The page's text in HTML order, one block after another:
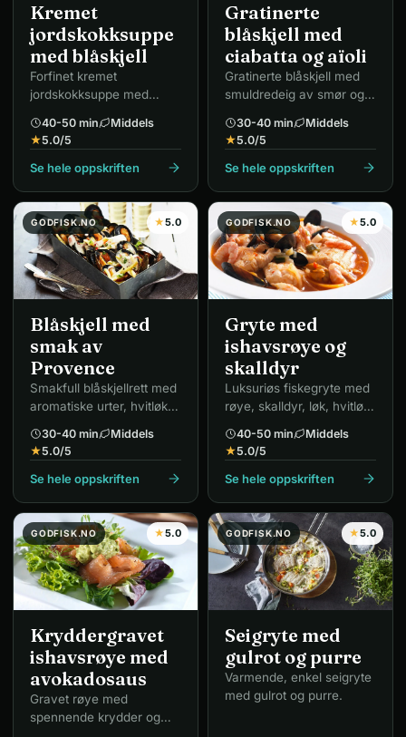
Kremet
jordskokksuppe
med blåskjell
Forfinet kremet
jordskokksuppe med
40-50 min
Middels
★5.0/5
Se hele oppskriften
Gratinerte
blåskjell med
ciabatta og aïoli
Gratinerte blåskjell med
smuldredeig av smør og
ciabatta og aïoli.
30-40 min
Middels
★5.0/5
Se hele oppskriften
GODFISK.NO ★5.0
Blåskjell med
smak av
Provence
Smakfull blåskjellrett med
aromatiske urter, hvitløk
30-40 min
Middels
★5.0/5
Se hele oppskriften
GODFISK.NO ★5.0
Gryte med
ishavsrøye og
skalldyr
Luksuriøs fiskegryte med
røye, skalldyr, løk, hvitløk
40-50 min
Middels
★5.0/5
Se hele oppskriften
GODFISK.NO ★5.0
Kryddergravet
ishavsrøye med
avokadosaus
Gravet røye med
spennende krydder og
GODFISK.NO ★5.0
Seigryte med
gulrot og purre
Varmende, enkel seigryte
med gulrot og purre.